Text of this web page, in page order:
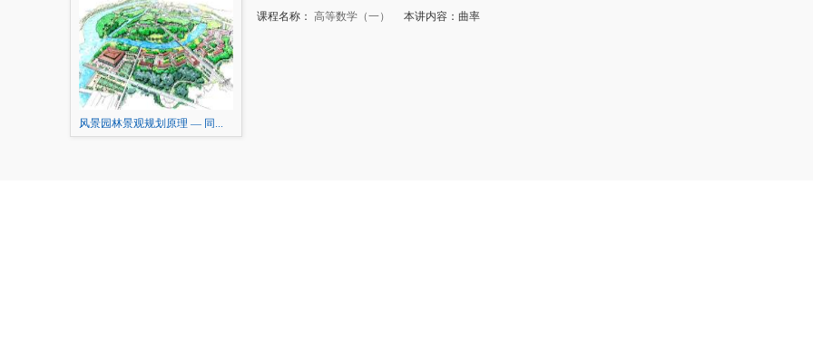
风景园林景观规划原理 — 同...
课程名称： 高等数学（一） 本讲内容：曲率